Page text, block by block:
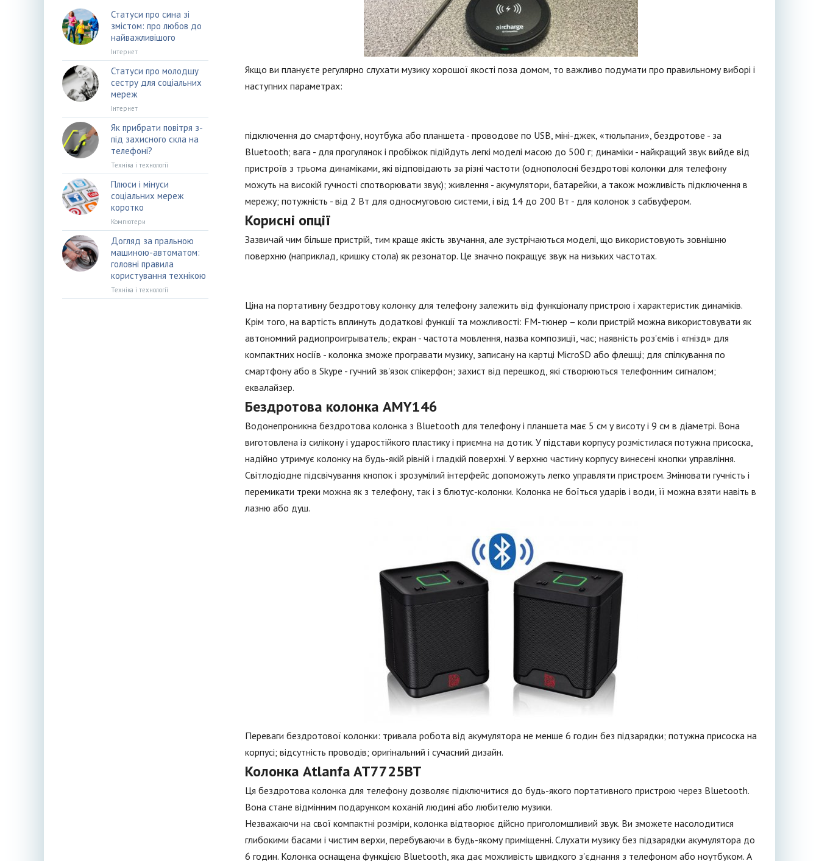
Якщо ви плануєте регулярно слухати музику хорошої якості поза домом, то важливо подумати про правильному виборі і
наступних параметрах:
підключення до смартфону, ноутбука або планшета - проводове по USB, міні-джек, «тюльпани», бездротове - за
Bluetooth; вага - для прогулянок і пробіжок підійдуть легкі моделі масою до 500 г; динаміки - найкращий звук вийде від
пристроїв з трьома динаміками, які відповідають за різні частоти (однополосні бездротові колонки для телефону
можуть на високій гучності спотворювати звук); живлення - акумулятори, батарейки, а також можливість підключення в
мережу; потужність - від 2 Вт для односмуговою системи, і від 14 до 200 Вт - для колонок з сабвуфером.
Корисні опції
Зазвичай чим більше пристрій, тим краще якість звучання, але зустрічаються моделі, що використовують зовнішню
поверхню (наприклад, кришку стола) як резонатор. Це значно покращує звук на низьких частотах.
Ціна на портативну бездротову колонку для телефону залежить від функціоналу пристрою і характеристик динаміків.
Крім того, на вартість вплинуть додаткові функції та можливості: FM-тюнер – коли пристрій можна використовувати як
автономний радиопроигрыватель; екран - частота мовлення, назва композиції, час; наявність роз'ємів і «гнізд» для
компактних носіїв - колонка зможе програвати музику, записану на картці MicroSD або флешці; для спілкування по
смартфону або в Skype - гучний зв'язок спікерфон; захист від перешкод, які створюються телефонним сигналом;
еквалайзер.
Бездротова колонка AMY146
Водонепроникна бездротова колонка з Bluetooth для телефону і планшета має 5 см у висоту і 9 см в діаметрі. Вона
виготовлена із силікону і ударостійкого пластику і приємна на дотик. У підстави корпусу розмістилася потужна присоска,
надійно утримує колонку на будь-якій рівній і гладкій поверхні. У верхню частину корпусу винесені кнопки управління.
Світлодіодне підсвічування кнопок і зрозумілий інтерфейс допоможуть легко управляти пристроєм. Змінювати гучність і
перемикати треки можна як з телефону, так і з блютус-колонки. Колонка не боїться ударів і води, її можна взяти навіть в
лазню або душ.
Переваги бездротової колонки: тривала робота від акумулятора не менше 6 годин без підзарядки; потужна присоска на
корпусі; відсутність проводів; оригінальний і сучасний дизайн.
Колонка Atlanfa AT7725BT
Ця бездротова колонка для телефону дозволяє підключитися до будь-якого портативного пристрою через Bluetooth.
Вона стане відмінним подарунком коханій людині або любителю музики.
Незважаючи на свої компактні розміри, колонка відтворює дійсно приголомшливий звук. Ви зможете насолодитися
глибокими басами і чистим верхи, перебуваючи в будь-якому приміщенні. Слухати музику без підзарядки акумулятора до
6 годин. Колонка оснащена функцією Bluetooth, яка дає можливість швидкого з'єднання з телефоном або ноутбуком. А
Статуси про сина зі
змістом: про любов до
найважливішого
Інтернет
Статуси про молодшу
сестру для соціальних
мереж
Інтернет
Як прибрати повітря з-
під захисного скла на
телефоні?
Техніка і технології
Плюси і мінуси
соціальних мереж
коротко
Компютери
Догляд за пральною
машиною-автоматом:
головні правила
користування технікою
Техніка і технології